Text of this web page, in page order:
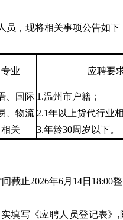
员，现将相关事项公告如下
专业 应聘要
、国际
、物流
相关
1.温州市户籍；
2.1年以上货代行业
3.年龄30周岁以下。
截止2026年6月14日18:00
填写《应聘人员登记表》